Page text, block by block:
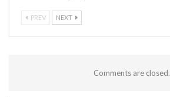
PREV NEXT
Comments are closed.